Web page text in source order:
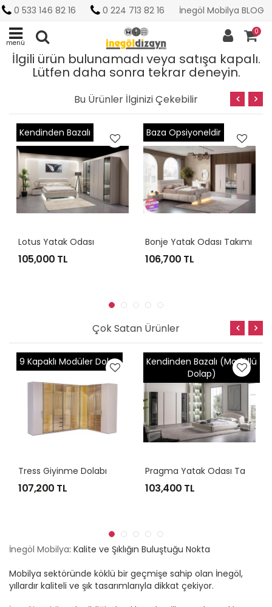
0 533 146 82 16 0 224 713 82 16 İnegöl Mobilya BLOG
menü
0
İlgili ürün bulunamadı veya satışa kapalı.
Lütfen daha sonra tekrar deneyin.
Bu Ürünler İlginizi Çekebilir
Baza Opsiyoneldir
Bonje Yatak Odası Takımı
106,700 TL
Kendinden Bazalı
Bahar Luxury Yatak Odası
96,600 TL
Çok Satan Ürünler
Kendinden Bazalı (Modüllü
Dolap)
103,400 TL
Kendinden Bazalı
Bronze Ceviz Yatak Odası
120,500 TL
İnegöl Mobilya: Kalite ve Şıklığın Buluştuğu Nokta
Mobilya sektöründe köklü bir geçmişe sahip olan İnegöl,
yıllardır kaliteli ve şık tasarımlarıyla dikkat çekiyor.